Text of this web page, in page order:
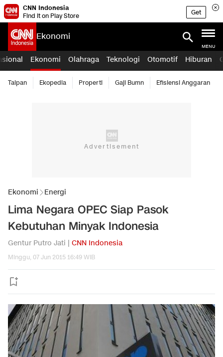
CNN Indonesia
Find it on Play Store
Get
Ekonomi
MENU
Ekonomi Olahraga Teknologi Otomotif Hiburan
Taipan Ekopedia Properti Gaji Bumn Efisiensi Anggaran
Ekonomi Energi
Lima Negara OPEC Siap Pasok
Kebutuhan Minyak Indonesia
Gentur Putro Jati | CNN Indonesia
Minggu, 07 Jun 2015 16:49 WIB